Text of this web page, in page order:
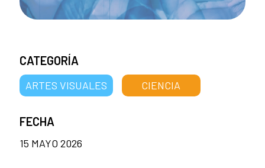
CATEGORÍA
ARTES VISUALES CIENCIA
FECHA
15 MAYO 2026